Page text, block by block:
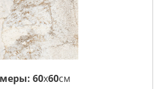
60x60см